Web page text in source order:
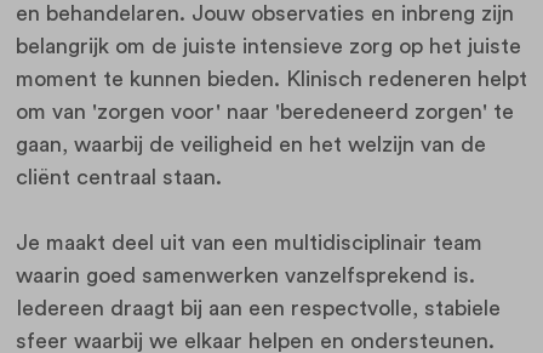
en behandelaren. Jouw observaties en inbreng zijn
belangrijk om de juiste intensieve zorg op het juiste
moment te kunnen bieden. Klinisch redeneren helpt
om van 'zorgen voor' naar 'beredeneerd zorgen' te
gaan, waarbij de veiligheid en het welzijn van de
cliënt centraal staan.
Je maakt deel uit van een multidisciplinair team
waarin goed samenwerken vanzelfsprekend is.
Iedereen draagt bij aan een respectvolle, stabiele
sfeer waarbij we elkaar helpen en ondersteunen.